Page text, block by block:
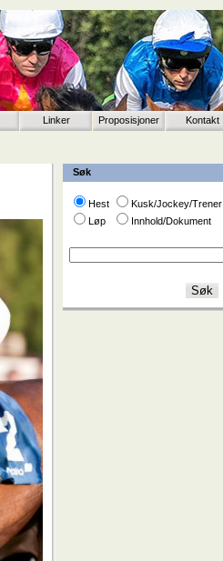
Linker Proposisjoner Kontakt
Søk
Hest
Kusk/Jockey/Trener
Løp
Innhold/Dokument